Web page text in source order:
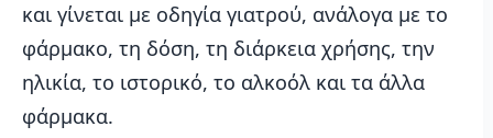
και γίνεται με οδηγία γιατρού, ανάλογα με το
φάρμακο, τη δόση, τη διάρκεια χρήσης, την
ηλικία, το ιστορικό, το αλκοόλ και τα άλλα
φάρμακα.